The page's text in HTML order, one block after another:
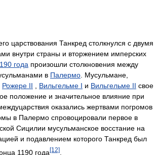
царствования Танкред столкнулся с двумя
внутри страны и вторжением имперских
года произошли столкновения между
в Палермо . Мусульмане,
Рожере II Вильгельме I и Вильгельме II свое
положение и значительное влияние при
оказались жертвами погромов
в Палермо спровоцировали первое в
Сицилии мусульманское восстание на
и подавлением которого Танкред был
1190 года[12]